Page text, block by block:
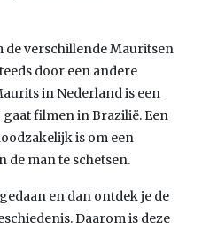
de verschillende Mauritsen
door een andere
in Nederland is een
filmen in Brazilië. Een
is om een
de man te schetsen.
en dan ontdek je de
Daarom is deze